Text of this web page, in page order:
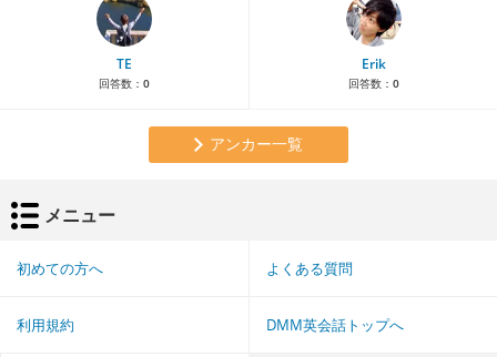
TE
回答数： 0
Erik
回答数： 0
アンカー一覧
メニュー
初めての方へ よくある質問
利用規約 DMM英会話トップへ